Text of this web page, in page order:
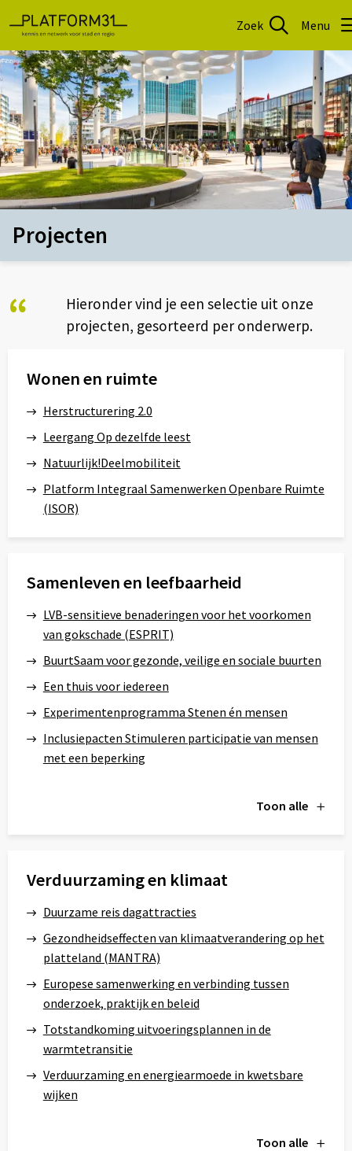
Zoek Menu
Projecten
“
Hieronder vind je een selectie uit onze
projecten, gesorteerd per onderwerp.
Wonen en ruimte
Herstructurering 2.0
Leergang Op dezelfde leest
Natuurlijk!Deelmobiliteit
Platform Integraal Samenwerken Openbare Ruimte
(ISOR)
Samenleven en leefbaarheid
LVB-sensitieve benaderingen voor het voorkomen
van gokschade (ESPRIT)
BuurtSaam voor gezonde, veilige en sociale buurten
Een thuis voor iedereen
Experimentenprogramma Stenen én mensen
Inclusiepacten Stimuleren participatie van mensen
met een beperking
Toon alle
Verduurzaming en klimaat
Duurzame reis dagattracties
Gezondheidseffecten van klimaatverandering op het
platteland (MANTRA)
Europese samenwerking en verbinding tussen
onderzoek, praktijk en beleid
Totstandkoming uitvoeringsplannen in de
warmtetransitie
Verduurzaming en energiearmoede in kwetsbare
wijken
Toon alle